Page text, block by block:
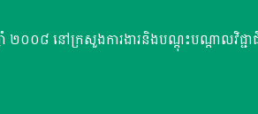
ាំ ២០០៨ នៅក្រសួងការងារនិងបណ្តុះបណ្តាលវិជ្